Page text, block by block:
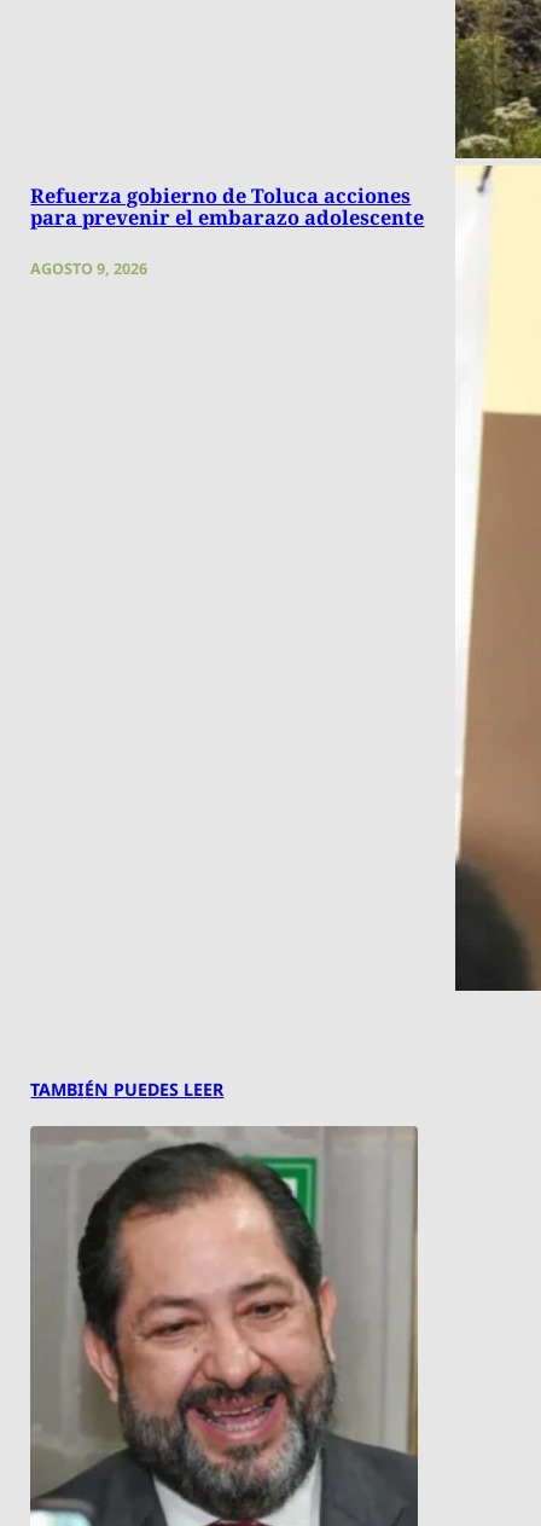
Refuerza gobierno de Toluca acciones
para prevenir el embarazo adolescente
AGOSTO 9, 2026
TAMBIÉN PUEDES LEER